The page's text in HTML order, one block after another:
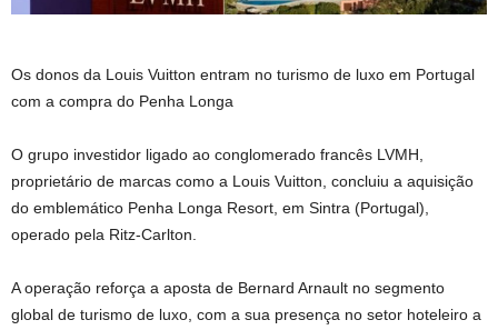
Os donos da Louis Vuitton entram no turismo de luxo em Portugal
com a compra do Penha Longa
O grupo investidor ligado ao conglomerado francês LVMH,
proprietário de marcas como a Louis Vuitton, concluiu a aquisição
do emblemático Penha Longa Resort, em Sintra (Portugal),
operado pela Ritz-Carlton.
A operação reforça a aposta de Bernard Arnault no segmento
global de turismo de luxo, com a sua presença no setor hoteleiro a